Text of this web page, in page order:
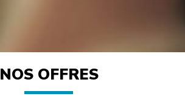
NOS OFFRES